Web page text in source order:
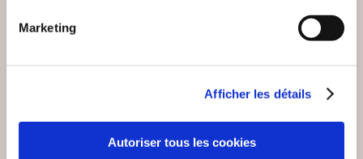
Marketing
Afficher les détails
Autoriser tous les cookies
Science-fiction